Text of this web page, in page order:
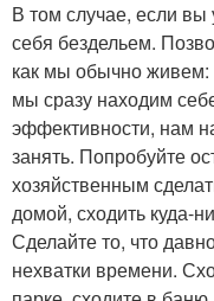
В том случае, если вы
себя бездельем.
как мы обычно живем:
мы сразу находим
эффективности, нам
занять. Попробуйте
хозяйственным
домой, сходить куда-
Сделайте то, что
нехватки времени.